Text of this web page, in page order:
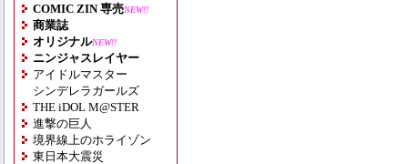
COMIC ZIN 専売NEW!!
商業誌
オリジナルNEW!!
ニンジャスレイヤー
アイドルマスター
シンデレラガールズ
THE iDOL M@STER
進撃の巨人
境界線上のホライゾン
東日本大震災